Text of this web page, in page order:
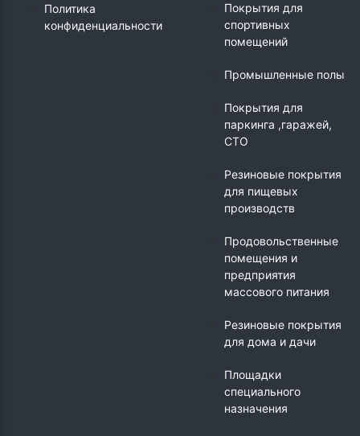
Политика
конфиденциальности
Покрытия для
спортивных
помещений
Промышленные полы
Покрытия для
паркинга ,гаражей,
СТО
Резиновые покрытия
для пищевых
производств
Продовольственные
помещения и
предприятия
массового питания
Резиновые покрытия
для дома и дачи
Площадки
специального
назначения